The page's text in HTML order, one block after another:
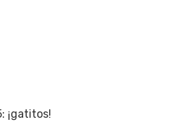
¡gatitos!